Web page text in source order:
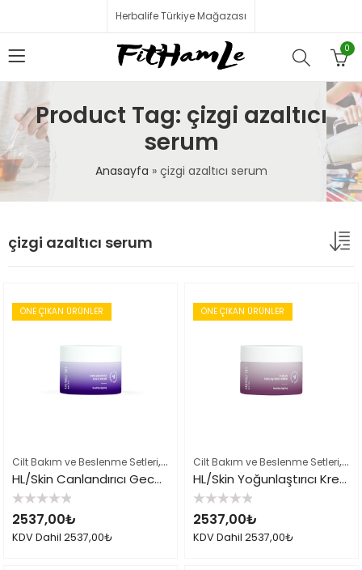
Herbalife Türkiye Mağazası
0
Product Tag: çizgi azaltıcı
serum
Anasayfa » çizgi azaltıcı serum
çizgi azaltıcı serum
ÖNE ÇIKAN ÜRÜNLER
Cilt Bakım ve Beslenme Setleri, Çok Satılan Ürünler,Herbalife Cilt
HL/Skin Canlandırıcı Gece Kremi 50 ml
5
üzerinden
0
oy
2537,00₺
KDV Dahil 2537,00₺
ÖNE ÇIKAN ÜRÜNLER
Cilt Bakım ve Beslenme Setleri,
HL/Skin Yoğunlaştırıcı Krem 50 ml
5
üzerinden
0
oy
2537,00₺
KDV Dahil 2537,00₺